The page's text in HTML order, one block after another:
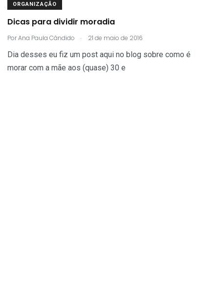
ORGANIZAÇÃO
Dicas para dividir moradia
PorAna Paula Cândido . 21 de maio de 2016
Dia desses eu fiz um post aqui no blog sobre como é
morar com a mãe aos (quase) 30 e